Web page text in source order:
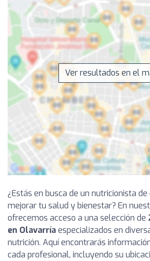
Ver resultados en el
¿Estás en busca de un nutricionista
mejorar tu salud y bienestar? En
ofrecemos acceso a una selección de
en Olavarríaespecializados en
nutrición. Aquí encontrarás
cada profesional, incluyendo su